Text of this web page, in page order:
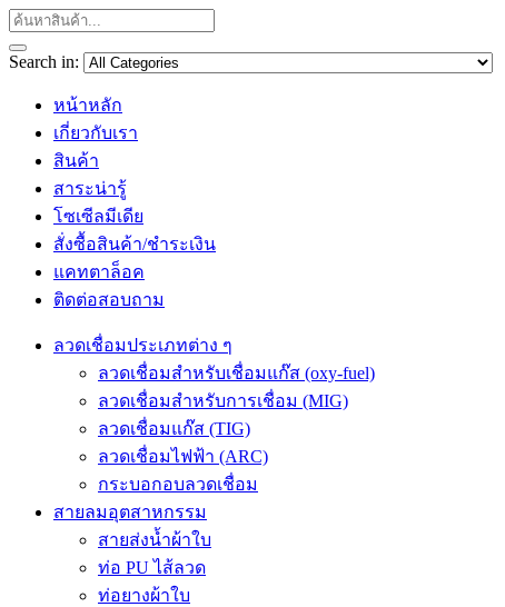
Search in:
หน้าหลัก
เกี่ยวกับเรา
สินค้า
สาระน่ารู้
โซเซีลมีเดีย
สั่งซื้อสินค้า/ชำระเงิน
แคทตาล็อค
ติดต่อสอบถาม
ลวดเชื่อมประเภทต่าง ๆ
ลวดเชื่อมสำหรับเชื่อมแก๊ส (oxy-fuel)
ลวดเชื่อมสำหรับการเชื่อม (MIG)
ลวดเชื่อมแก๊ส (TIG)
ลวดเชื่อมไฟฟ้า (ARC)
กระบอกอบลวดเชื่อม
สายลมอุตสาหกรรม
สายส่งน้ำผ้าใบ
ท่อ PU ไส้ลวด
ท่อยางผ้าใบ